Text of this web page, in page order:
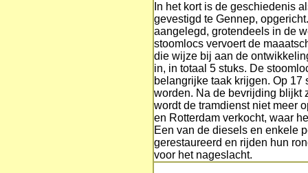
In het kort is de geschiedenis
gevestigd te Gennep,
aangelegd, grotendeels in de
stoomlocs vervoert de
die wijze bij aan de
in, in totaal 5 stuks. De
belangrijke taak krijgen. Op 17
worden. Na de bevrijding blijkt
wordt de tramdienst niet meer
en Rotterdam verkocht, waar
Een van de diesels en enkele
gerestaureerd en rijden hun
voor het nageslacht.